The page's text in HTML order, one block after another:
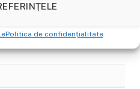
Politica de confidențialitate
online din 2022.